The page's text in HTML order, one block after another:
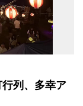
列、多幸ア